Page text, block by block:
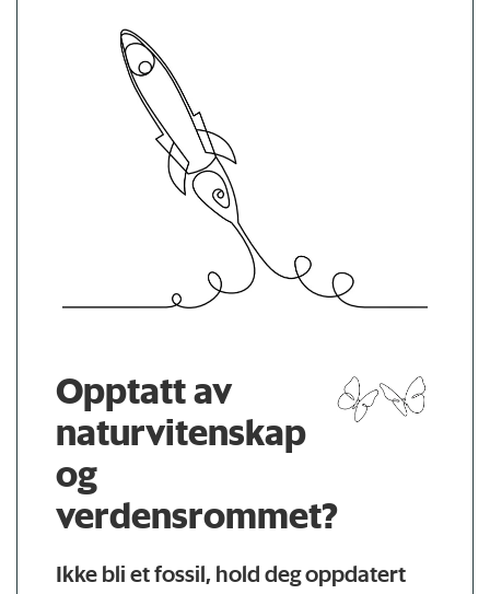
Opptatt av
naturvitenskap
og
verdensrommet?
Ikke bli et fossil, hold deg oppdatert